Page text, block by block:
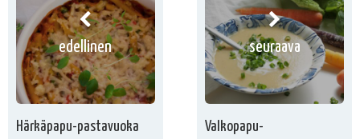
edellinen
Härkäpapu-pastavuoka
seuraava
Valkopapu-